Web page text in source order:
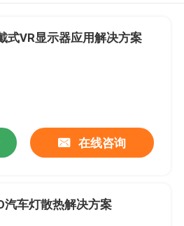
式VR显示器应用解决方案
在线咨询
汽车灯散热解决方案